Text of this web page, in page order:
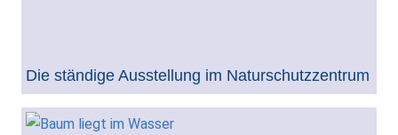
Die ständige Ausstellung im Naturschutzzentrum